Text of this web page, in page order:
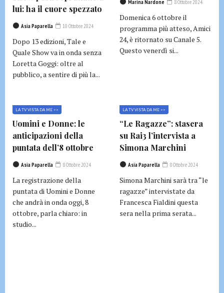
lui: ha il cuore spezzato
Asia Paparella 10 Ottobre 2024
Dopo 13 edizioni, Tale e
Quale Show va in onda senza
Loretta Goggi: oltre al
pubblico, a sentire di più la...
Marina Nardone 8 Ottobre 2024
Domenica 6 ottobre il
programma più atteso, Amici
24, è ritornato su Canale 5.
Questo venerdì si...
LA TV VISTA DA ME >>
Uomini e Donne: le
anticipazioni della
puntata dell’8 ottobre
Asia Paparella 8 Ottobre 2024
La registrazione della
puntata di Uomini e Donne
che andrà in onda oggi, 8
ottobre, parla chiaro: in
studio...
LA TV VISTA DA ME >>
“Le Ragazze”: stasera
su Rai3 l’intervista a
Simona Marchini
Asia Paparella 8 Ottobre 2024
Simona Marchini sarà tra “le
ragazze” intervistate da
Francesca Fialdini questa
sera nella prima serata...